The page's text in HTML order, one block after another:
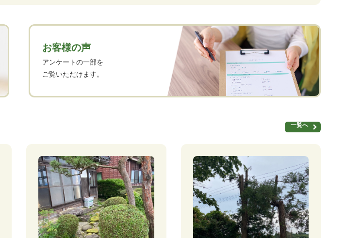
お客様の声
アンケートの一部を
ご覧いただけます。
一覧へ